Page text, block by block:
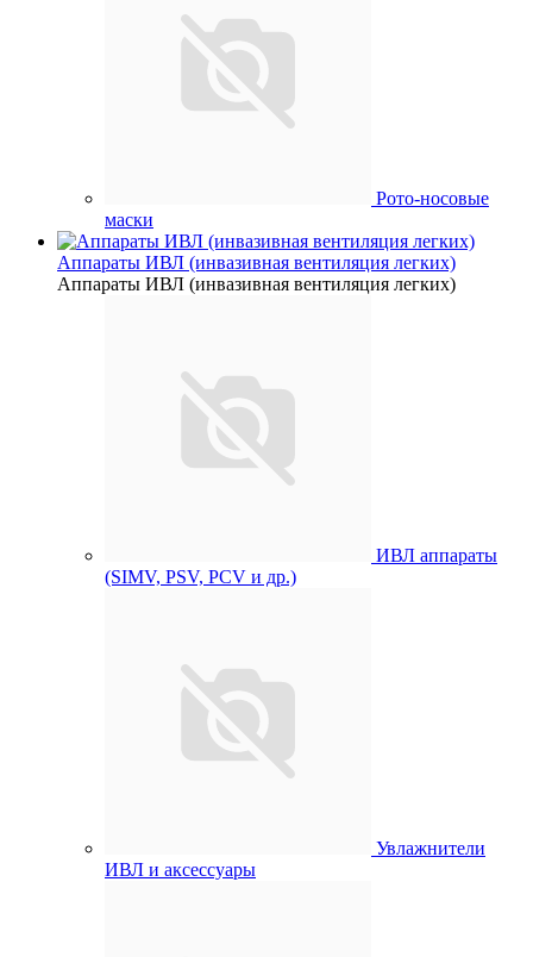
Рото-носовые
маски
Аппараты ИВЛ (инвазивная вентиляция легких)
Аппараты ИВЛ (инвазивная вентиляция легких)
ИВЛ аппараты
(SIMV, PSV, PCV и др.)
Увлажнители
ИВЛ и аксессуары